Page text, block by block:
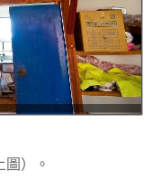
）。